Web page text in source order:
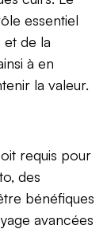
essentiel
et de la
à en
la valeur.
requis pour
des
bénéfiques
avancées